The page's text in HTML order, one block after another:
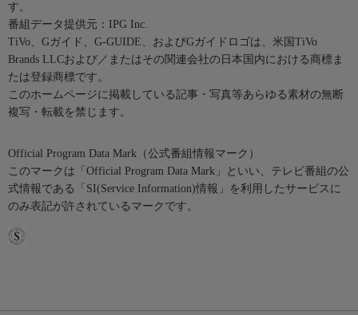
す。
番組データ提供元：IPG Inc.
TiVo、Gガイド、G-GUIDE、およびGガイドロゴは、米国TiVo
Brands LLCおよび／またはその関連会社の日本国内における商標ま
たは登録商標です。
このホームページに掲載している記事・写真等あらゆる素材の無断
複写・転載を禁じます。
Official Program Data Mark（公式番組情報マーク）
このマークは「Official Program Data Mark」といい、テレビ番組の公
式情報である「SI(Service Information)情報」を利用したサービスに
のみ表記が許されているマークです。